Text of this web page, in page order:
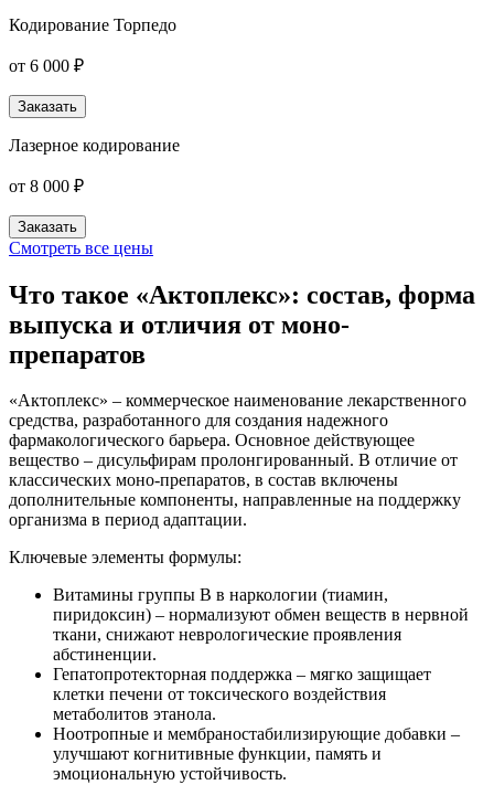
Кодирование Торпедо
от 6 000 ₽
Заказать
Лазерное кодирование
от 8 000 ₽
Заказать
Смотреть все цены
Что такое «Актоплекс»: состав, форма
выпуска и отличия от моно-
препаратов
«Актоплекс» – коммерческое наименование лекарственного
средства, разработанного для создания надежного
фармакологического барьера. Основное действующее
вещество – дисульфирам пролонгированный. В отличие от
классических моно-препаратов, в состав включены
дополнительные компоненты, направленные на поддержку
организма в период адаптации.
Ключевые элементы формулы:
Витамины группы В в наркологии (тиамин,
пиридоксин) – нормализуют обмен веществ в нервной
ткани, снижают неврологические проявления
абстиненции.
Гепатопротекторная поддержка – мягко защищает
клетки печени от токсического воздействия
метаболитов этанола.
Ноотропные и мембраностабилизирующие добавки –
улучшают когнитивные функции, память и
эмоциональную устойчивость.